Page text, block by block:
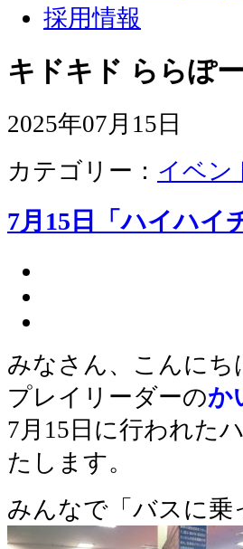
採用情報
キドキド ららぽ
2025年07月15日
カテゴリー： イベン
7月15日「ハイハイ
みなさん、こんにち
プレイリーダーのか
7月15日に行われた
たします。
みんなで「バスに